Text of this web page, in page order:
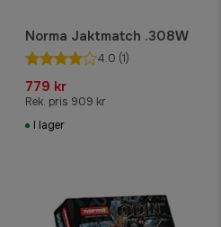
Norma Jaktmatch .308W
4.0 (1)
779 kr
Rek. pris 909 kr
I lager